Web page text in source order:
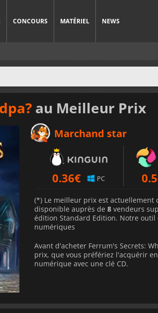
CONCOURS MATÉRIEL NEWS
au Meilleur Prix
Marchand star
0.36€ PC
(*) Le meilleur prix est actuellement
disponible auprès de 8 vendeurs
édition Standard Edition. Notre
numériques
Avant d'acheter Ferrum's Secrets:
prix, que vous préfériez l'acquérir
numérique avec une clé CD.